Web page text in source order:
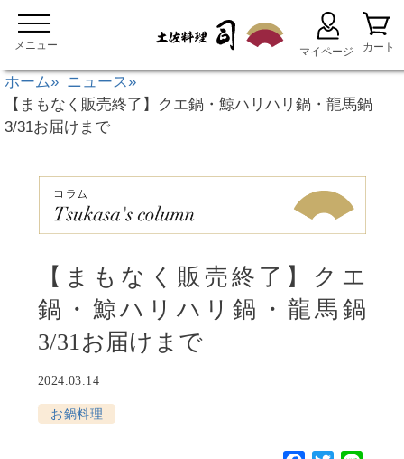
ホーム
ニュース
【まもなく販売終了】クエ鍋・鯨ハリハリ鍋・龍馬鍋
3/31お届けまで
【まもなく販売終了】クエ
鍋・鯨ハリハリ鍋・龍馬鍋
3/31お届けまで
2024.03.14
お鍋料理